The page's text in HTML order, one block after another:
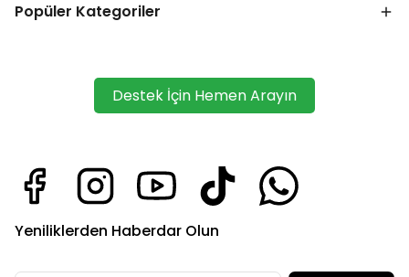
Popüler Kategoriler
Destek İçin Hemen Arayın
Yeniliklerden Haberdar Olun